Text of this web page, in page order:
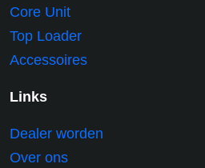
Core Unit
Top Loader
Accessoires
Links
Dealer worden
Over ons